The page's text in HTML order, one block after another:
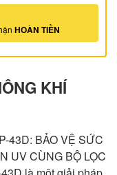
HOÀN TIỀN
KHÍ
43D: BẢO VỆ SỨC
UV CÙNG BỘ LỌC